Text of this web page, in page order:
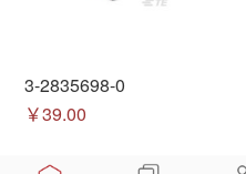
3-2835698-0
￥39.00